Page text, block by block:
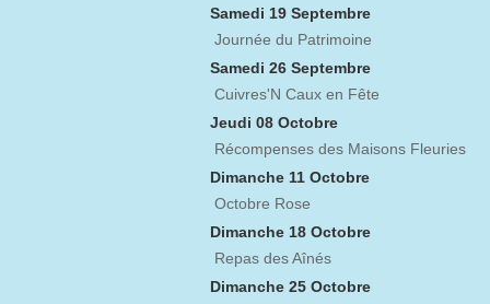
Samedi 19 Septembre
Journée du Patrimoine
Samedi 26 Septembre
Cuivres'N Caux en Fête
Jeudi 08 Octobre
Récompenses des Maisons Fleuries
Dimanche 11 Octobre
Octobre Rose
Dimanche 18 Octobre
Repas des Aînés
Dimanche 25 Octobre